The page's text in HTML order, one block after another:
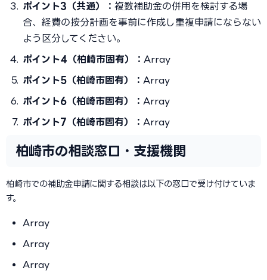
ポイント3（共通）： 複数補助金の併用を検討する場
合、経費の按分計画を事前に作成し重複申請にならない
よう区分してください。
ポイント4（柏崎市固有）： Array
ポイント5（柏崎市固有）： Array
ポイント6（柏崎市固有）： Array
ポイント7（柏崎市固有）： Array
柏崎市の相談窓口・支援機関
柏崎市での補助金申請に関する相談は以下の窓口で受け付けていま
す。
Array
Array
Array